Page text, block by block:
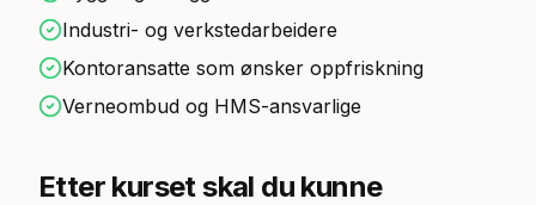
Industri- og verkstedarbeidere
Kontoransatte som ønsker oppfriskning
Verneombud og HMS-ansvarlige
Etter kurset skal du kunne